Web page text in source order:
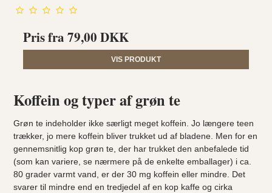
Pris fra79,00 DKK
VIS PRODUKT
Koffein og typer af grøn te
Grøn te indeholder ikke særligt meget koffein. Jo længere teen
trækker, jo mere koffein bliver trukket ud af bladene. Men for en
gennemsnitlig kop grøn te, der har trukket den anbefalede tid
(som kan variere, se nærmere på de enkelte emballager) i ca.
80 grader varmt vand, er der 30 mg koffein eller mindre. Det
svarer til mindre end en tredjedel af en kop kaffe og cirka